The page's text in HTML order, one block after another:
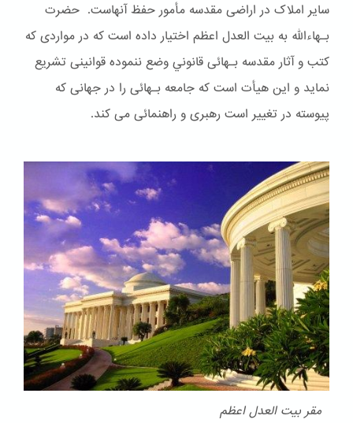
سایر املاک در اراضی مقدسه مأمور حفظ آنهاست. حضرت
بـهاءالله به بیت العدل اعظم اختیار داده است که در مواردی که
کتب و آثار مقدسه بـهائی قانوني وضع ننموده قوانینی تشریع
نماید و این هیأت است که جامعه بـهائی را در جهانی که
پیوسته در تغییر است رهبری و راهنمائی می کند.
مقر بیت العدل اعظم